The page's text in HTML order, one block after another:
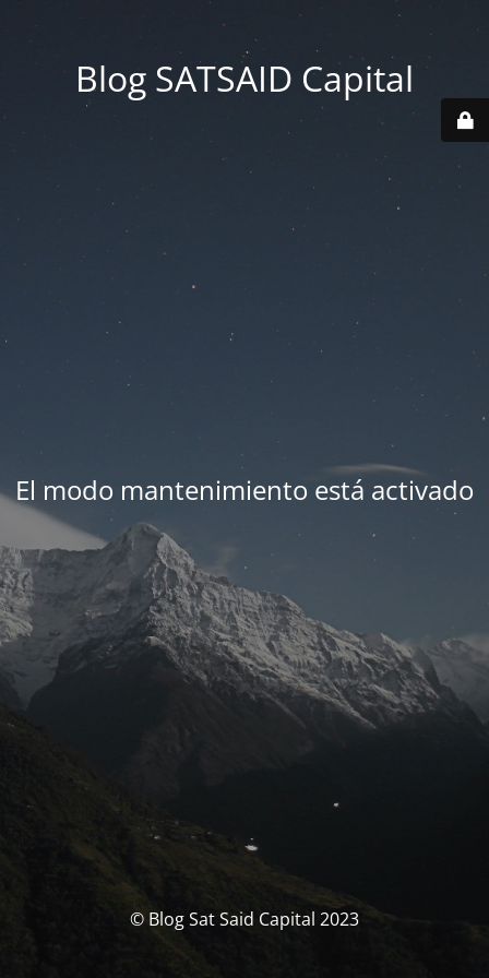
Blog SATSAID Capital
El modo mantenimiento está activado
© Blog Sat Said Capital 2023